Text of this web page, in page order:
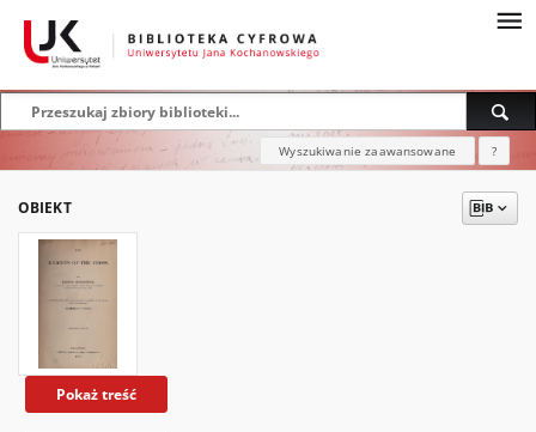
Wyszukiwanie zaawansowane ?
OBIEKT
Pokaż treść